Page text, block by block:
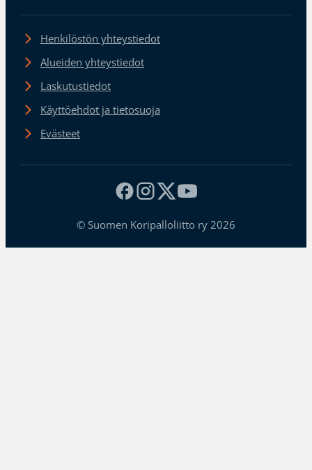
Henkilöstön yhteystiedot
Alueiden yhteystiedot
Laskutustiedot
Käyttöehdot ja tietosuoja
Evästeet
© Suomen Koripalloliitto ry 2026